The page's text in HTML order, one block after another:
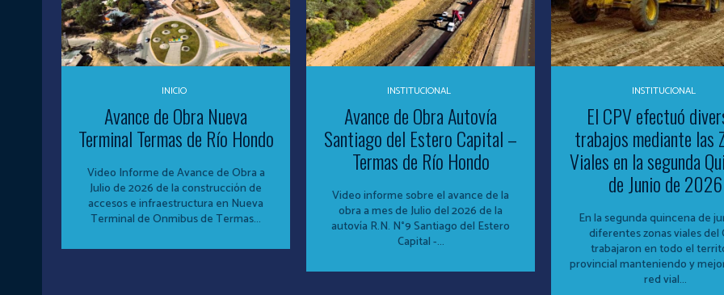
INICIO
Avance de Obra Nueva
Terminal Termas de Río Hondo
Video Informe de Avance de Obra a
Julio de 2026 de la construcción de
accesos e infraestructura en Nueva
Terminal de Onmibus de Termas...
INSTITUCIONAL
Avance de Obra Autovía
Santiago del Estero Capital –
Termas de Río Hondo
Video informe sobre el avance de la
obra a mes de Julio del 2026 de la
autovía R.N. N°9 Santiago del Estero
Capital -...
INSTITUCIONAL
El CPV efectuó
trabajos mediante las
Viales en la segunda
de Junio de 2026
En la segunda quincena de
diferentes zonas viales del
trabajaron en todo el
provincial manteniendo y
red vial...